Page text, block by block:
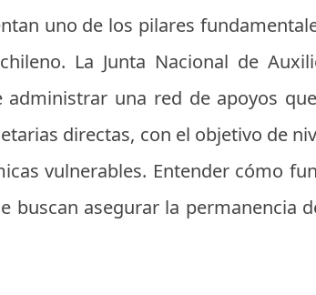
uno de los pilares
La Junta Nacional de
administrar una red de apoyos
directas, con el objetivo de
vulnerables. Entender cómo
buscan asegurar la permanencia